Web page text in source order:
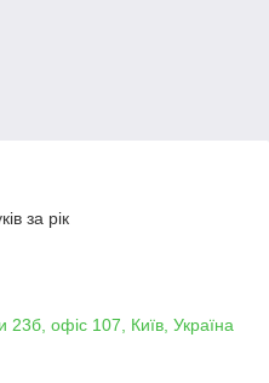
за рік
офіс 107, Київ, Україна